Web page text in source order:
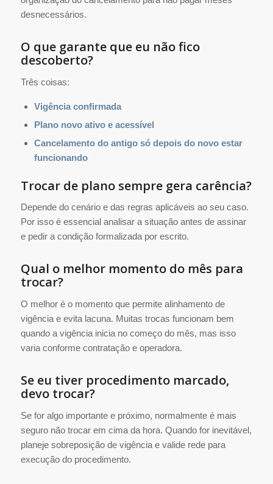
desnecessários.
O que garante que eu não fico
descoberto?
Três coisas:
Vigência confirmada
Plano novo ativo e acessível
Cancelamento do antigo só depois do novo estar
funcionando
Trocar de plano sempre gera carência?
Depende do cenário e das regras aplicáveis ao seu caso.
Por isso é essencial analisar a situação antes de assinar
e pedir a condição formalizada por escrito.
Qual o melhor momento do mês para
trocar?
O melhor é o momento que permite alinhamento de
vigência e evita lacuna. Muitas trocas funcionam bem
quando a vigência inicia no começo do mês, mas isso
varia conforme contratação e operadora.
Se eu tiver procedimento marcado,
devo trocar?
Se for algo importante e próximo, normalmente é mais
seguro não trocar em cima da hora. Quando for inevitável,
planeje sobreposição de vigência e valide rede para
execução do procedimento.